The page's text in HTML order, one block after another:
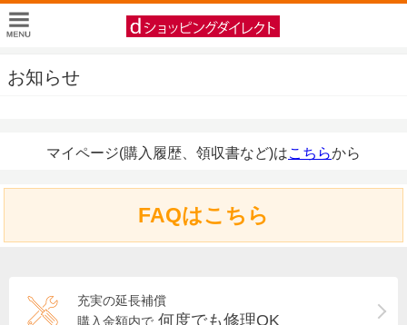
お知らせ
マイページ(購入履歴、領収書など)はこちらから
FAQはこちら
充実の延長補償
購入金額内で 何度でも修理OK